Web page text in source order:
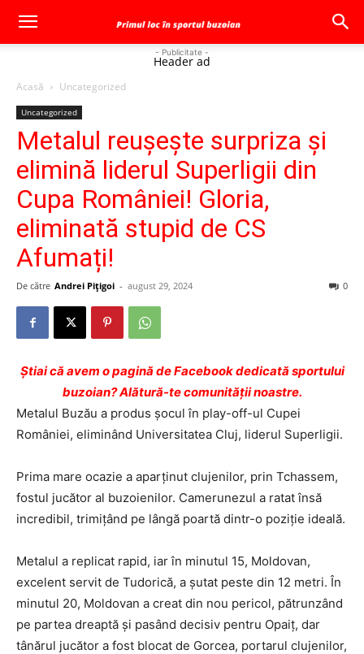
- Publicitate -
Header ad
Acasă Uncategorized
Uncategorized
Metalul reușește surpriza și
elimină liderul Superligii din
Cupa României! Gloria,
eliminată stupid de CS
Afumați!
De către Andrei Pițigoi - august 29, 2024 0
Ştiai că avem o pagină de Facebook dedicată sportului
buzoian? Alătură-te comunității noastre.
Metalul Buzău a produs șocul în play-off-ul Cupei
României, eliminând Universitatea Cluj, liderul Superligii.
Prima mare ocazie a aparținut clujenilor, prin Tchassem,
fostul jucător al buzoienilor. Camerunezul a ratat însă
incredibil, trimițând pe lângă poartă dintr-o poziție ideală.
Metalul a replicat rapid, iar în minutul 15, Moldovan,
excelent servit de Tudorică, a șutat peste din 12 metri. În
minutul 20, Moldovan a creat din nou pericol, pătrunzând
pe partea dreaptă și pasând decisiv pentru Opaiț, dar
tânărul jucător a fost blocat de Gorcea, portarul clujenilor,